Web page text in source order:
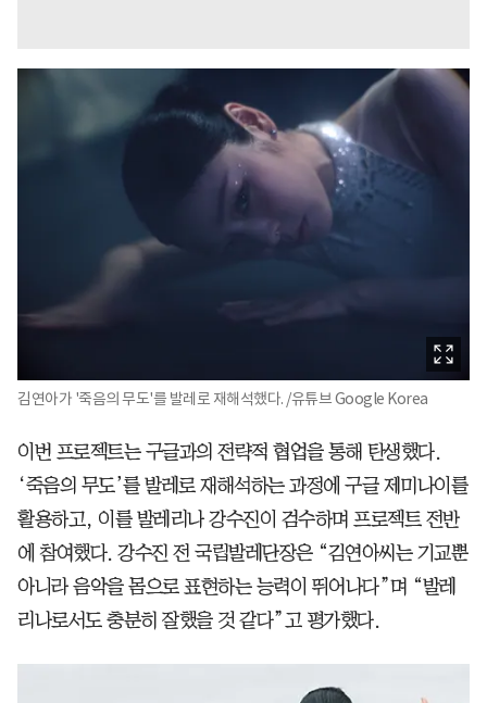
김연아가 '죽음의 무도'를 발레로 재해석했다. /유튜브 Google Korea
이번 프로젝트는 구글과의 전략적 협업을 통해 탄생했다.
‘죽음의 무도’를 발레로 재해석하는 과정에 구글 제미나이를
활용하고, 이를 발레리나 강수진이 검수하며 프로젝트 전반
에 참여했다. 강수진 전 국립발레단장은 “김연아씨는 기교뿐
아니라 음악을 몸으로 표현하는 능력이 뛰어나다”며 “발레
리나로서도 충분히 잘했을 것 같다”고 평가했다.